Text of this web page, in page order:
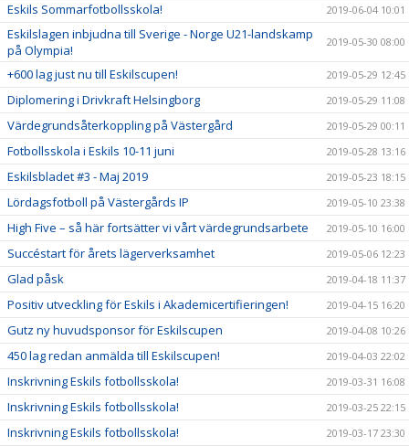
Eskils Sommarfotbollsskola! 2019-06-04 10:01
Eskilslagen inbjudna till Sverige - Norge U21-landskamp
på Olympia!
2019-05-30 08:00
+600 lag just nu till Eskilscupen! 2019-05-29 12:45
Diplomering i Drivkraft Helsingborg 2019-05-29 11:08
Värdegrundsåterkoppling på Västergård 2019-05-29 00:11
Fotbollsskola i Eskils 10-11 juni 2019-05-28 13:16
Eskilsbladet #3 - Maj 2019 2019-05-23 18:15
Lördagsfotboll på Västergårds IP 2019-05-10 23:38
High Five – så här fortsätter vi vårt värdegrundsarbete 2019-05-10 16:00
Succéstart för årets lägerverksamhet 2019-05-06 12:23
Glad påsk 2019-04-18 11:37
Positiv utveckling för Eskils i Akademicertifieringen! 2019-04-15 16:20
Gutz ny huvudsponsor för Eskilscupen 2019-04-08 10:26
450 lag redan anmälda till Eskilscupen! 2019-04-03 22:02
Inskrivning Eskils fotbollsskola! 2019-03-31 16:08
Inskrivning Eskils fotbollsskola! 2019-03-25 22:15
Inskrivning Eskils fotbollsskola! 2019-03-17 23:30